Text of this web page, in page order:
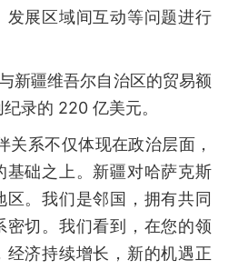
发展区域间互动等问题进行
新疆维吾尔自治区的贸易额
录的 220 亿美元。
关系不仅体现在政治层面，
基础之上。新疆对哈萨克斯
。我们是邻国，拥有共同
密切。我们看到，在您的领
济持续增长，新的机遇正